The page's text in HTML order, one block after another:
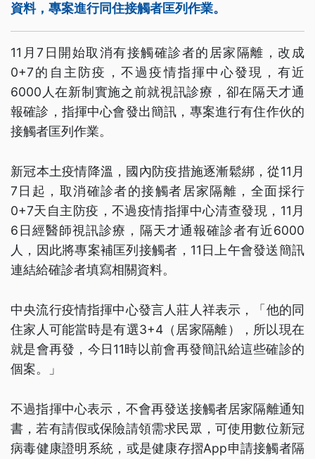
資料，專案進行同住接觸者匡列作業。
11月7日開始取消有接觸確診者的居家隔離，改成
0+7的自主防疫，不過疫情指揮中心發現，有近
6000人在新制實施之前就視訊診療，卻在隔天才通
報確診，指揮中心會發出簡訊，專案進行有住作伙的
接觸者匡列作業。
新冠本土疫情降溫，國內防疫措施逐漸鬆綁，從11月
7日起，取消確診者的接觸者居家隔離，全面採行
0+7天自主防疫，不過疫情指揮中心清查發現，11月
6日經醫師視訊診療，隔天才通報確診者有近6000
人，因此將專案補匡列接觸者，11日上午會發送簡訊
連結給確診者填寫相關資料。
中央流行疫情指揮中心發言人莊人祥表示，「他的同
住家人可能當時是有選3+4（居家隔離），所以現在
就是會再發，今日11時以前會再發簡訊給這些確診的
個案。」
不過指揮中心表示，不會再發送接觸者居家隔離通知
書，若有請假或保險請領需求民眾，可使用數位新冠
病毒健康證明系統，或是健康存摺App申請接觸者隔